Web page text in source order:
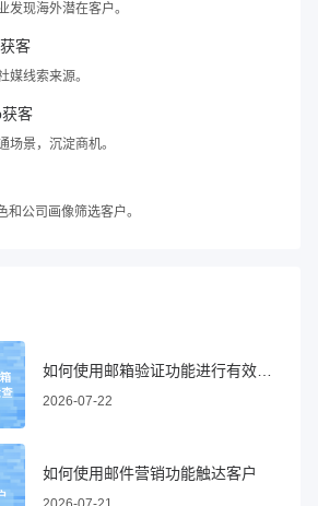
发现海外潜在客户。
客
媒线索来源。
客
场景，沉淀商机。
和公司画像筛选客户。
2026-07-22
如何使用邮件营销功能触达客户